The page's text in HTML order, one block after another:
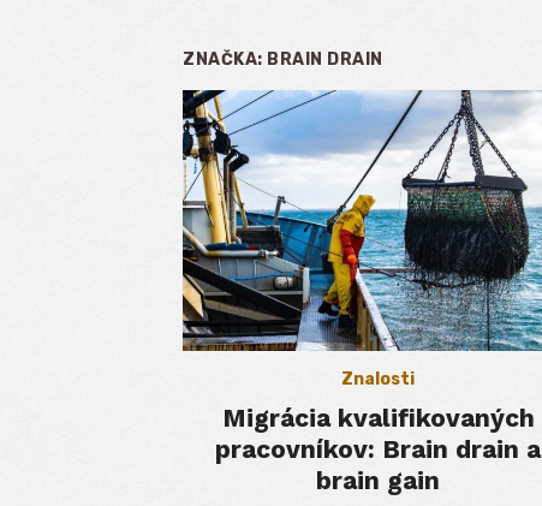
ZNAČKA: BRAIN DRAIN
Znalosti
Migrácia kvalifikovaných
pracovníkov: Brain drain a
brain gain